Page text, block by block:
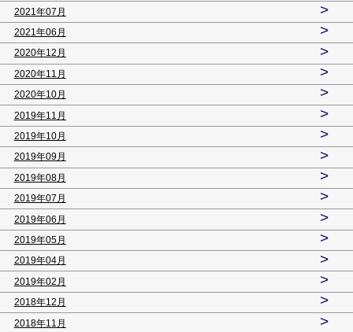
2021年07月 >
2021年06月 >
2020年12月 >
2020年11月 >
2020年10月 >
2019年11月 >
2019年10月 >
2019年09月 >
2019年08月 >
2019年07月 >
2019年06月 >
2019年05月 >
2019年04月 >
2019年02月 >
2018年12月 >
2018年11月 >